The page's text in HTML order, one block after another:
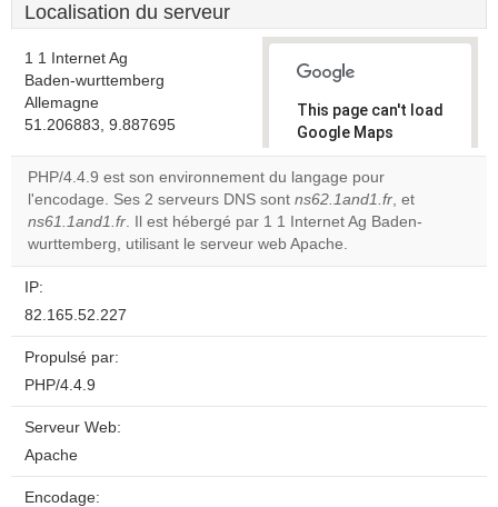
Localisation du serveur
1 1 Internet Ag
Baden-wurttemberg
Allemagne
51.206883, 9.887695
This page can't load
Google Maps
correctly.
Do you
own this
website?
PHP/4.4.9 est son environnement du langage pour
l'encodage. Ses 2 serveurs DNS sont ns62.1and1.fr, et
ns61.1and1.fr. Il est hébergé par 1 1 Internet Ag Baden-
wurttemberg, utilisant le serveur web Apache.
IP:
82.165.52.227
Propulsé par:
PHP/4.4.9
Serveur Web:
Apache
Encodage: